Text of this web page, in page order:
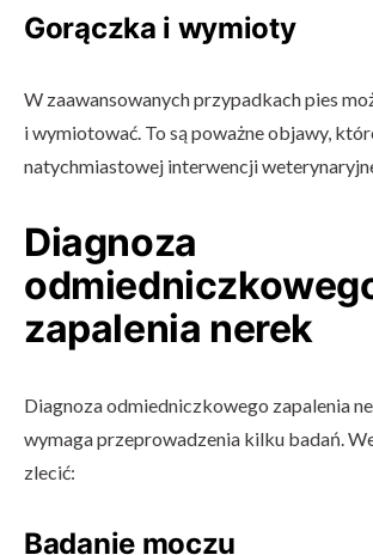
Gorączka i wymioty
W zaawansowanych przypadkach pies
i wymiotować. To są poważne objawy,
natychmiastowej interwencji
Diagnoza
zapalenia nerek
Diagnoza odmiedniczkowego zapalenia
wymaga przeprowadzenia kilku badań.
zlecić:
Badanie moczu